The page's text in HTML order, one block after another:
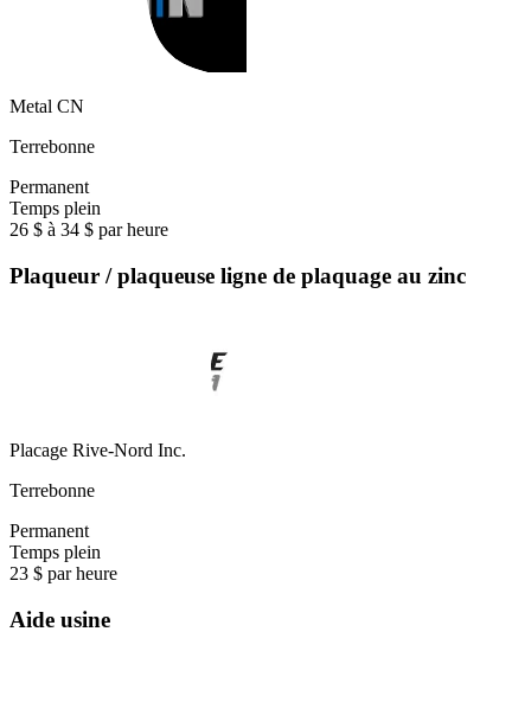
Metal CN
Terrebonne
Permanent
Temps plein
26 $ à 34 $ par heure
Plaqueur / plaqueuse ligne de plaquage au zinc
Placage Rive-Nord Inc.
Terrebonne
Permanent
Temps plein
23 $ par heure
Aide usine